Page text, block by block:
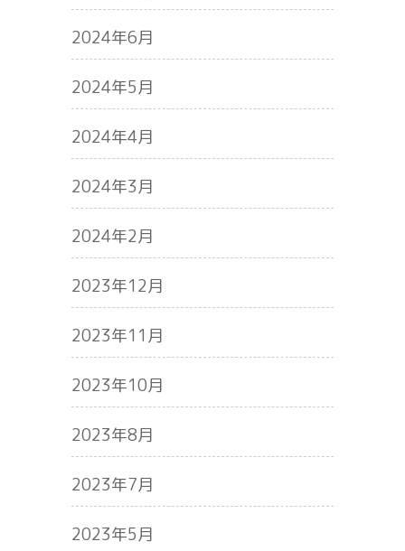
2024年6月
2024年5月
2024年4月
2024年3月
2024年2月
2023年12月
2023年11月
2023年10月
2023年8月
2023年7月
2023年5月